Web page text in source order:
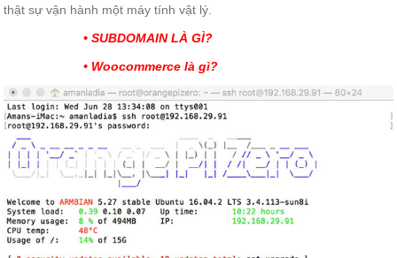
thật sự vận hành một máy tính vật lý.
• SUBDOMAIN LÀ GÌ?
• Woocommerce là gì?